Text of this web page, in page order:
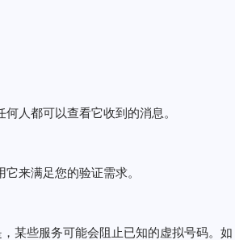
人都可以查看它收到的消息。
来满足您的验证需求。
某些服务可能会阻止已知的虚拟号码。如